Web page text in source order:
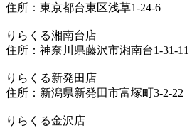
住所：東京都台東区浅草1-24-6
りらくる湘南台店
住所：神奈川県藤沢市湘南台1-31-11
りらくる新発田店
住所：新潟県新発田市富塚町3-2-22
りらくる金沢店